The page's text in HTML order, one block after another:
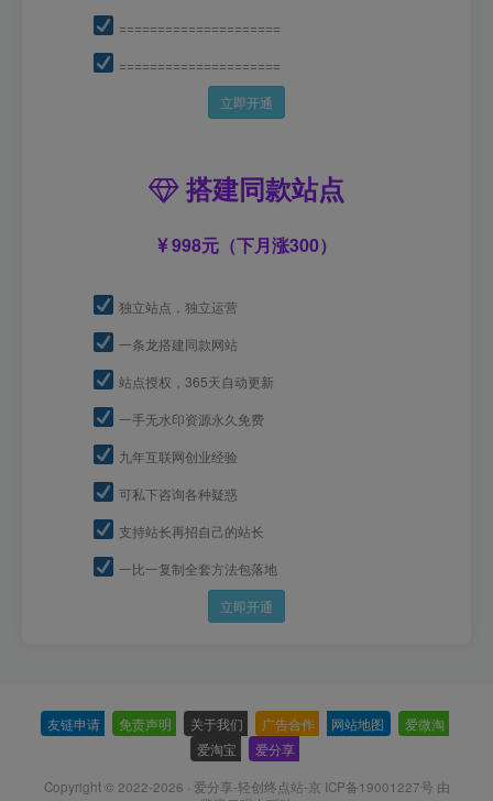
=====================
=====================
立即开通
搭建同款站点
998元（下月涨300）
独立站点，独立运营
一条龙搭建同款网站
站点授权，365天自动更新
一手无水印资源永久免费
九年互联网创业经验
可私下咨询各种疑惑
支持站长再招自己的站长
一比一复制全套方法包落地
立即开通
友链申请 免责声明 关于我们 广告合作 网站地图 爱微淘
爱淘宝
爱分享
Copyright © 2022-2026 · 爱分享-轻创终点站-京 ICP备19001227号 由